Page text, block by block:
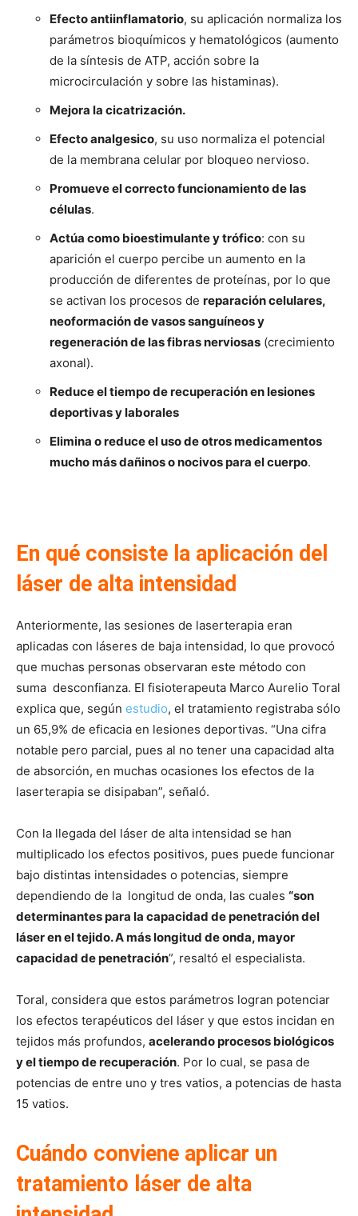
Efecto antiinflamatorio, su aplicación normaliza los
parámetros bioquímicos y hematológicos (aumento
de la síntesis de ATP, acción sobre la
microcirculación y sobre las histaminas).
Mejora la cicatrización.
Efecto analgesico, su uso normaliza el potencial
de la membrana celular por bloqueo nervioso.
Promueve el correcto funcionamiento de las
células.
Actúa como bioestimulante y trófico: con su
aparición el cuerpo percibe un aumento en la
producción de diferentes de proteínas, por lo que
se activan los procesos de reparación celulares,
neoformación de vasos sanguíneos y
regeneración de las fibras nerviosas (crecimiento
axonal).
Reduce el tiempo de recuperación en lesiones
deportivas y laborales
Elimina o reduce el uso de otros medicamentos
mucho más dañinos o nocivos para el cuerpo.
En qué consiste la aplicación del
láser de alta intensidad
Anteriormente, las sesiones de laserterapia eran
aplicadas con láseres de baja intensidad, lo que provocó
que muchas personas observaran este método con
suma desconfianza. El fisioterapeuta Marco Aurelio Toral
explica que, según estudio, el tratamiento registraba sólo
un 65,9% de eficacia en lesiones deportivas. “Una cifra
notable pero parcial, pues al no tener una capacidad alta
de absorción, en muchas ocasiones los efectos de la
laserterapia se disipaban”, señaló.
Con la llegada del láser de alta intensidad se han
multiplicado los efectos positivos, pues puede funcionar
bajo distintas intensidades o potencias, siempre
dependiendo de la longitud de onda, las cuales “son
determinantes para la capacidad de penetración del
láser en el tejido. A más longitud de onda, mayor
capacidad de penetración”, resaltó el especialista.
Toral, considera que estos parámetros logran potenciar
los efectos terapéuticos del láser y que estos incidan en
tejidos más profundos, acelerando procesos biológicos
y el tiempo de recuperación. Por lo cual, se pasa de
potencias de entre uno y tres vatios, a potencias de hasta
15 vatios.
Cuándo conviene aplicar un
tratamiento láser de alta